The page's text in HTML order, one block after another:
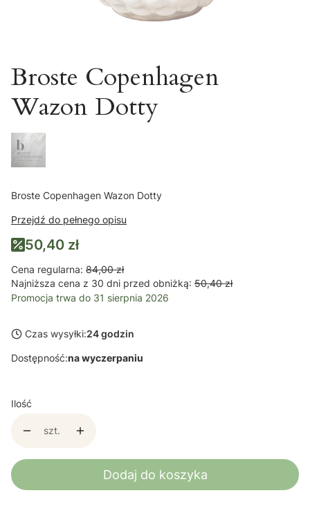
Broste Copenhagen
Wazon Dotty
Broste Copenhagen Wazon Dotty
Przejdź do pełnego opisu
50,40 zł
Cena regularna: 84,00 zł
Najniższa cena z 30 dni przed obniżką: 50,40 zł
Promocja trwa do 31 sierpnia 2026
Czas wysyłki:24 godzin
Dostępność:na wyczerpaniu
Ilość
szt.
Dodaj do koszyka